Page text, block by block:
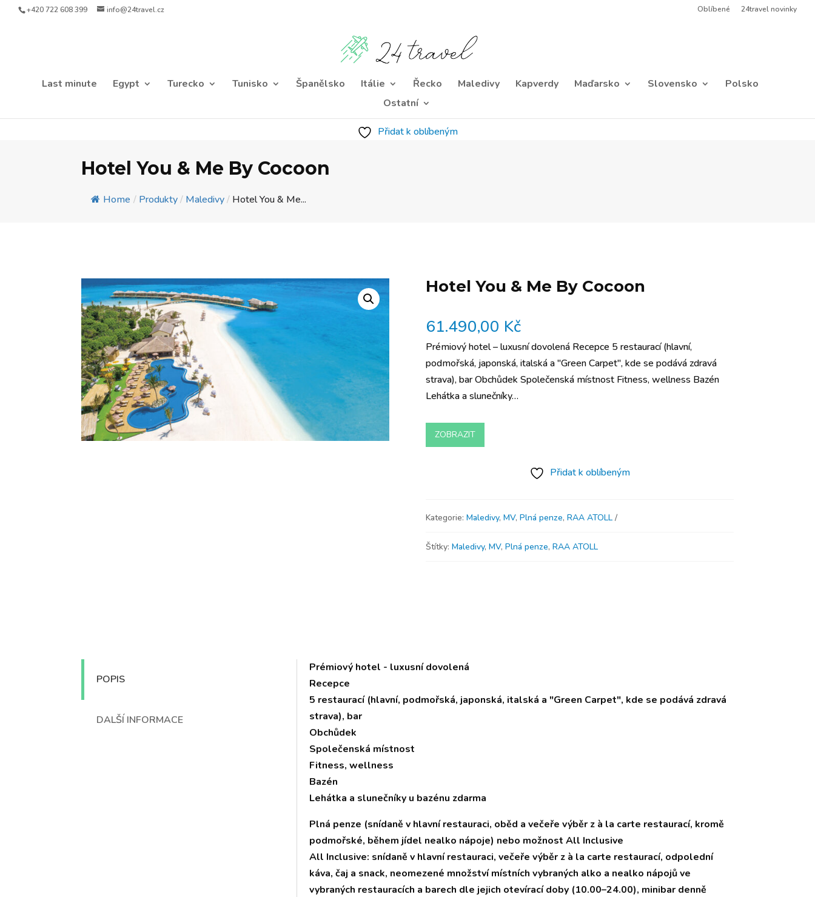
+420 722 608 399 info@24travel.cz Oblíbené 24travel novinky
Last minute Egypt Turecko Tunisko Španělsko Itálie Řecko Maledivy Kapverdy Maďarsko Slovensko
Polsko
Ostatní
Přidat k oblíbeným
Hotel You & Me By Cocoon
Home / Produkty / Maledivy / Hotel You & Me...
Hotel You & Me By Cocoon
61.490,00 Kč
Prémiový hotel – luxusní dovolená Recepce 5 restaurací (hlavní,
podmořská, japonská, italská a "Green Carpet", kde se podává zdravá
strava), bar Obchůdek Společenská místnost Fitness, wellness Bazén
Lehátka a slunečníky…
ZOBRAZIT
Přidat k oblíbeným
Kategorie: Maledivy, MV, Plná penze, RAA ATOLL
Štítky: Maledivy, MV, Plná penze, RAA ATOLL
POPIS
DALŠÍ INFORMACE
Prémiový hotel - luxusní dovolená
Recepce
5 restaurací (hlavní, podmořská, japonská, italská a "Green Carpet", kde se podává zdravá
strava), bar
Obchůdek
Společenská místnost
Fitness, wellness
Bazén
Lehátka a slunečníky u bazénu zdarma
Plná penze (snídaně v hlavní restauraci, oběd a večeře výběr z à la carte restaurací, kromě
podmořské, během jídel nealko nápoje) nebo možnost All Inclusive
All Inclusive: snídaně v hlavní restauraci, večeře výběr z à la carte restaurací, odpolední
káva, čaj a snack, neomezené množství místních vybraných alko a nealko nápojů ve
vybraných restauracích a barech dle jejich otevírací doby (10.00–24.00), minibar denně